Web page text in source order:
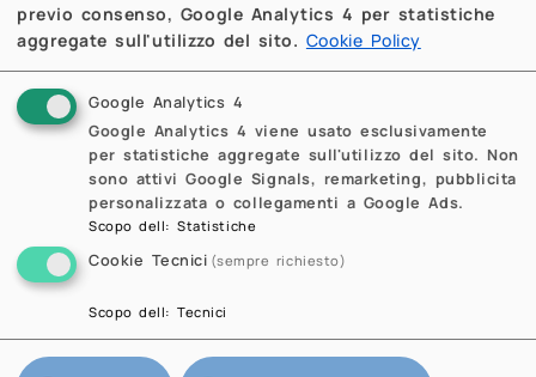
previo consenso, Google Analytics 4 per statistiche
aggregate sull'utilizzo del sito. Cookie Policy
Google Analytics 4
Google Analytics 4 viene usato esclusivamente
per statistiche aggregate sull'utilizzo del sito. Non
sono attivi Google Signals, remarketing, pubblicita
personalizzata o collegamenti a Google Ads.
Scopo dell:Statistiche
Cookie Tecnici (sempre richiesto)
Scopo dell:Tecnici